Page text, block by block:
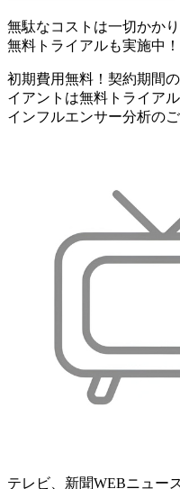
無駄なコストは一切かか
無料トライアルも実施中！
初期費用無料！契約期間
イアントは無料トライア
インフルエンサー分析の
テレビ、新聞WEBニュー